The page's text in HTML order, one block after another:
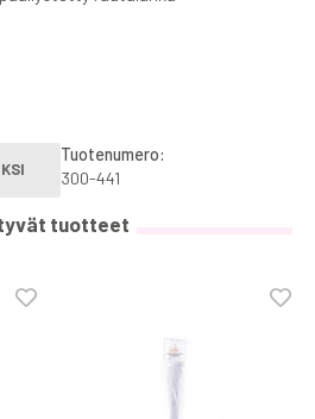
Tuotenumero:
300-441
tuotteet